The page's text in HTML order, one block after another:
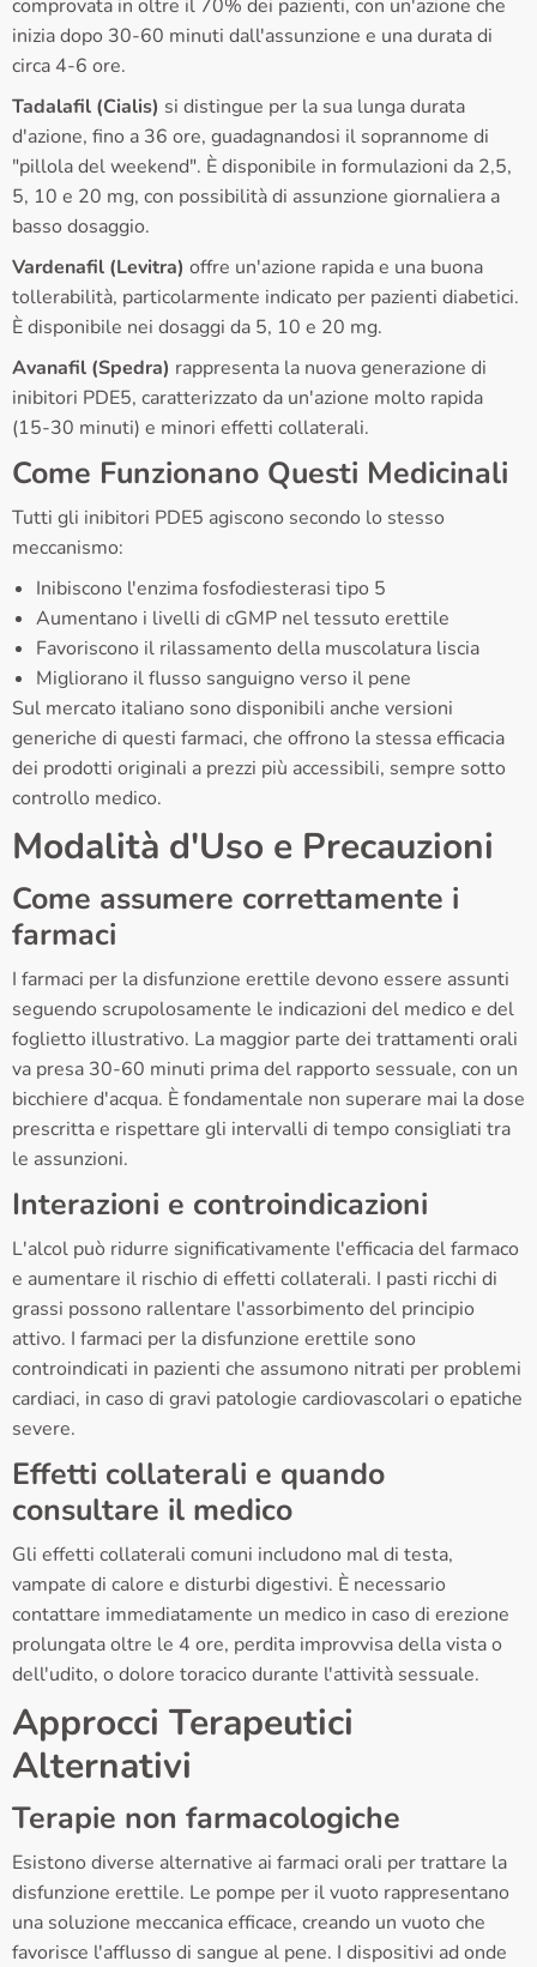
comprovata in oltre il 70% dei pazienti, con un'azione che
inizia dopo 30-60 minuti dall'assunzione e una durata di
circa 4-6 ore.
Tadalafil (Cialis) si distingue per la sua lunga durata
d'azione, fino a 36 ore, guadagnandosi il soprannome di
"pillola del weekend". È disponibile in formulazioni da 2,5,
5, 10 e 20 mg, con possibilità di assunzione giornaliera a
basso dosaggio.
Vardenafil (Levitra) offre un'azione rapida e una buona
tollerabilità, particolarmente indicato per pazienti diabetici.
È disponibile nei dosaggi da 5, 10 e 20 mg.
Avanafil (Spedra) rappresenta la nuova generazione di
inibitori PDE5, caratterizzato da un'azione molto rapida
(15-30 minuti) e minori effetti collaterali.
Come Funzionano Questi Medicinali
Tutti gli inibitori PDE5 agiscono secondo lo stesso
meccanismo:
Inibiscono l'enzima fosfodiesterasi tipo 5
Aumentano i livelli di cGMP nel tessuto erettile
Favoriscono il rilassamento della muscolatura liscia
Migliorano il flusso sanguigno verso il pene
Sul mercato italiano sono disponibili anche versioni
generiche di questi farmaci, che offrono la stessa efficacia
dei prodotti originali a prezzi più accessibili, sempre sotto
controllo medico.
Modalità d'Uso e Precauzioni
Come assumere correttamente i
farmaci
I farmaci per la disfunzione erettile devono essere assunti
seguendo scrupolosamente le indicazioni del medico e del
foglietto illustrativo. La maggior parte dei trattamenti orali
va presa 30-60 minuti prima del rapporto sessuale, con un
bicchiere d'acqua. È fondamentale non superare mai la dose
prescritta e rispettare gli intervalli di tempo consigliati tra
le assunzioni.
Interazioni e controindicazioni
L'alcol può ridurre significativamente l'efficacia del farmaco
e aumentare il rischio di effetti collaterali. I pasti ricchi di
grassi possono rallentare l'assorbimento del principio
attivo. I farmaci per la disfunzione erettile sono
controindicati in pazienti che assumono nitrati per problemi
cardiaci, in caso di gravi patologie cardiovascolari o epatiche
severe.
Effetti collaterali e quando
consultare il medico
Gli effetti collaterali comuni includono mal di testa,
vampate di calore e disturbi digestivi. È necessario
contattare immediatamente un medico in caso di erezione
prolungata oltre le 4 ore, perdita improvvisa della vista o
dell'udito, o dolore toracico durante l'attività sessuale.
Approcci Terapeutici
Alternativi
Terapie non farmacologiche
Esistono diverse alternative ai farmaci orali per trattare la
disfunzione erettile. Le pompe per il vuoto rappresentano
una soluzione meccanica efficace, creando un vuoto che
favorisce l'afflusso di sangue al pene. I dispositivi ad onde